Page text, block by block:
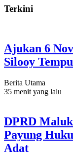
Terkini
Ajukan 6
Silooy
Berita Utama
35 menit yang lalu
DPRD
Payung
Adat